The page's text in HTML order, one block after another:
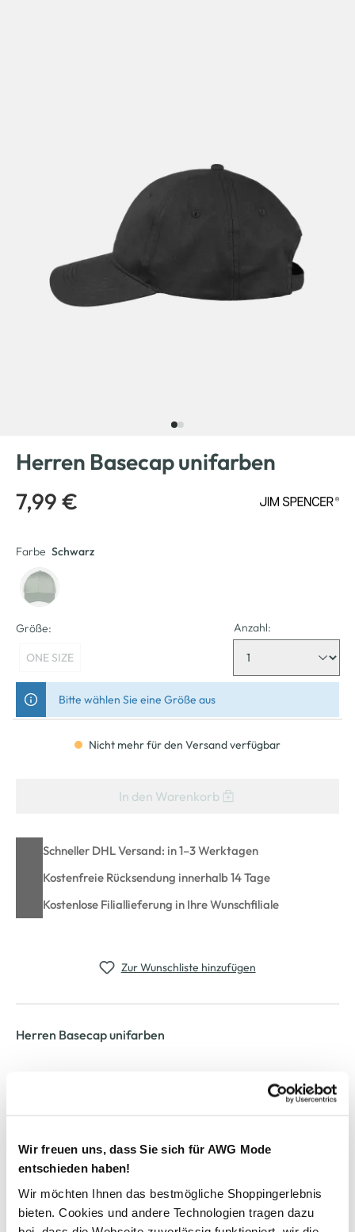
Wir freuen uns, dass Sie sich für AWG Mode
entschieden haben!
Wir möchten Ihnen das bestmögliche Shoppingerlebnis
bieten. Cookies und andere Technologien tragen dazu
Herren Basecap unifarben
7,99 €
Farbe Schwarz
Größe:
ONE SIZE
Anzahl:
Bitte wählen Sie eine Größe aus
Nicht mehr für den Versand verfügbar
In den Warenkorb
Schneller DHL Versand: in 1–3 Werktagen
Kostenfreie Rücksendung innerhalb 14 Tage
Kostenlose Filiallieferung in Ihre Wunschfiliale
Zur Wunschliste hinzufügen
Herren Basecap unifarben
ein tolles Accessoire das gute Laune macht
AWG Artikelnummer